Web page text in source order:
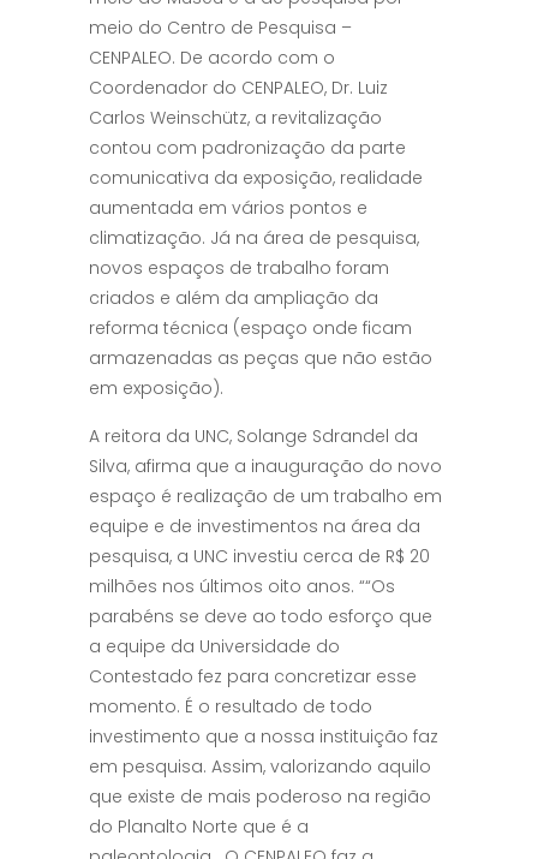
meio do Centro de Pesquisa –
CENPALEO. De acordo com o
Coordenador do CENPALEO, Dr. Luiz
Carlos Weinschütz, a revitalização
contou com padronização da parte
comunicativa da exposição, realidade
aumentada em vários pontos e
climatização. Já na área de pesquisa,
novos espaços de trabalho foram
criados e além da ampliação da
reforma técnica (espaço onde ficam
armazenadas as peças que não estão
em exposição).
A reitora da UNC, Solange Sdrandel da
Silva, afirma que a inauguração do novo
espaço é realização de um trabalho em
equipe e de investimentos na área da
pesquisa, a UNC investiu cerca de R$ 20
milhões nos últimos oito anos. ““Os
parabéns se deve ao todo esforço que
a equipe da Universidade do
Contestado fez para concretizar esse
momento. É o resultado de todo
investimento que a nossa instituição faz
em pesquisa. Assim, valorizando aquilo
que existe de mais poderoso na região
do Planalto Norte que é a